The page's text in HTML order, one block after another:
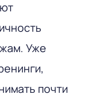
Уже
почти